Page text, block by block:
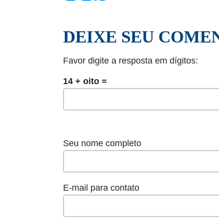
DEIXE SEU
Seu nome completo
E-mail para contato
Favor digite a resposta em dígitos:
14 + oito =